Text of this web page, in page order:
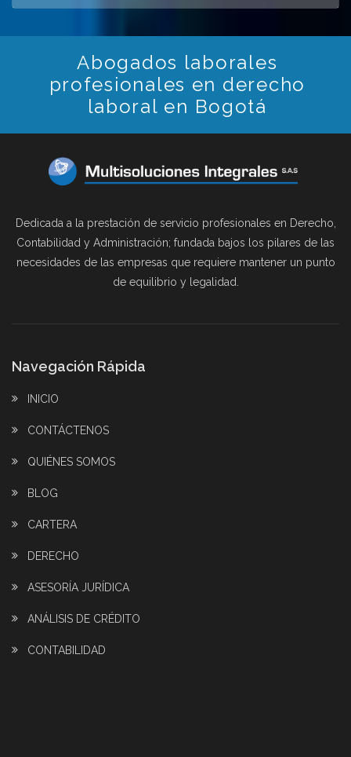
Abogados laborales
profesionales en derecho
laboral en Bogotá
Dedicada a la prestación de servicio profesionales en Derecho,
Contabilidad y Administración; fundada bajos los pilares de las
necesidades de las empresas que requiere mantener un punto
de equilibrio y legalidad.
Navegación Rápida
INICIO
CONTÁCTENOS
QUIÉNES SOMOS
BLOG
CARTERA
DERECHO
ASESORÍA JURÍDICA
ANÁLISIS DE CRÉDITO
CONTABILIDAD